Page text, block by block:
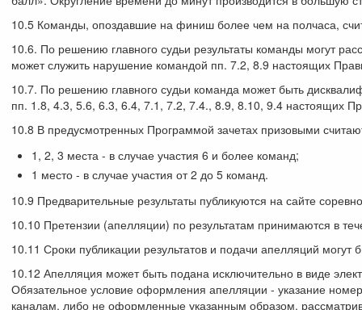
10.5 Команды, опоздавшие на финиш более чем на полчаса,
10.6. По решению главного судьи результаты команды могут
может служить нарушение командой пп. 7.2, 8.9 настоящих
10.7. По решению главного судьи команда может быть
пп. 1.8, 4.3, 5.6, 6.3, 6.4, 7.1, 7.2, 7.4., 8.9, 8.10, 9.4 настоящих
10.8 В предусмотренных Программой зачетах призовыми
1, 2, 3 места - в случае участия 6 и более команд;
1 место - в случае участия от 2 до 5 команд.
10.9 Предварительные результаты публикуются на сайте
10.10 Претензии (апелляции) по результатам принимаются в
10.11 Сроки публикации результатов и подачи апелляций
10.12 Апелляция может быть подана исключительно в виде
Обязательное условие оформления апелляции - указание
каналам, либо не оформленные указанным образом,